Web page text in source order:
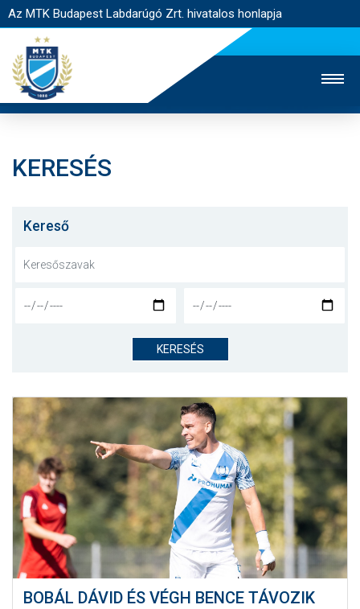
Az MTK Budapest Labdarúgó Zrt. hivatalos honlapja
JEGYÉRTÉKESÍTÉS
NYITÓLAP
CSAPATOK
KLUB
GALÉRIA
SZURKOLÓI ÉLMÉNYEK
AKKREDITÁCIÓ
KERESÉS
Kereső
KERESÉS
BOBÁL DÁVID ÉS VÉGH BENCE TÁVOZIK